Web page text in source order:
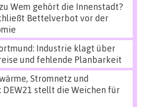
Wem gehört die Innenstadt?
Bettelverbot vor der
Industrie klagt über
und fehlende Planbarkeit
Stromnetz und
stellt die Weichen für